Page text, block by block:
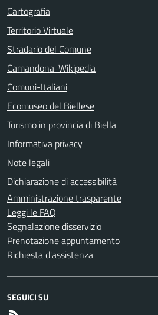
Cartografia
Territorio Virtuale
Stradario del Comune
Camandona-Wikipedia
Comuni-Italiani
Ecomuseo del Biellese
Turismo in provincia di Biella
Informativa privacy
Note legali
Dichiarazione di accessibilità
Amministrazione trasparente
Leggi le FAQ
Segnalazione disservizio
Prenotazione appuntamento
Richiesta d'assistenza
SEGUICI SU